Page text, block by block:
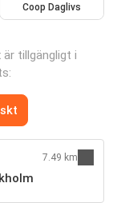
Coop Daglivs
tillgängligt i
7.49 km